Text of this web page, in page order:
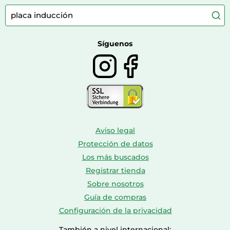
Consolas
Comida para perros
Farmacia veterinaria
Accesorios de moda
Bolsos y maletas
Síguenos
Aviso legal
Protección de datos
Los más buscados
Registrar tienda
Sobre nosotros
Guía de compras
Configuración de la privacidad